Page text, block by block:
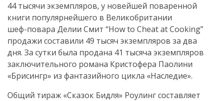
44 тысячи экземпляров, у новейшей поваренной
книги популярнейшего в Великобритании
шеф-повара Делии Смит “How to Cheat at Cooking”
продажи составили 49 тысяч экземпляров за два
дня. За сутки была продана 41 тысяча экземпляров
заключительного романа Кристофера Паолини
«Брисингр» из фантазийного цикла «Наследие».
Общий тираж «Сказок Бидля» Роулинг составляет